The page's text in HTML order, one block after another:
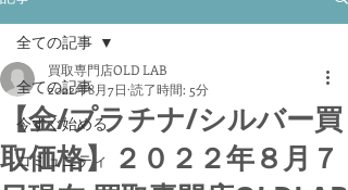
全ての記事
今すぐ始める
コミュニティ
全ての記事
【金/プラチナ/シルバー買
取価格】２０２２年８月７
買取専門店OLD LAB
2022年8月7日 読了時間: 5分